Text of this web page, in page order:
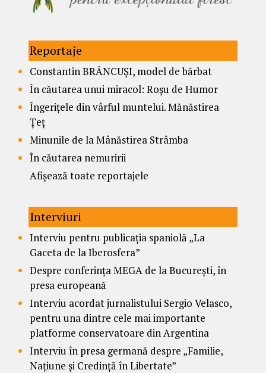
Reportaje
Constantin BRÂNCUȘI, model de bărbat
În căutarea unui miracol: Roșu de Humor
Îngerițele din vârful muntelui. Mănăstirea
Țeț
Minunile de la Mânăstirea Strâmba
În căutarea nemuririi
Afișează toate reportajele
Interviuri
Interviu pentru publicația spaniolă „La
Gaceta de la Iberosfera”
Despre conferința MEGA de la București, în
presa europeană
Interviu acordat jurnalistului Sergio Velasco,
pentru una dintre cele mai importante
platforme conservatoare din Argentina
Interviu în presa germană despre „Familie,
Națiune și Credință în Libertate”